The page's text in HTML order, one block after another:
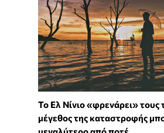
Το Ελ Νίνιο «φρενάρει»
μέγεθος της καταστροφής